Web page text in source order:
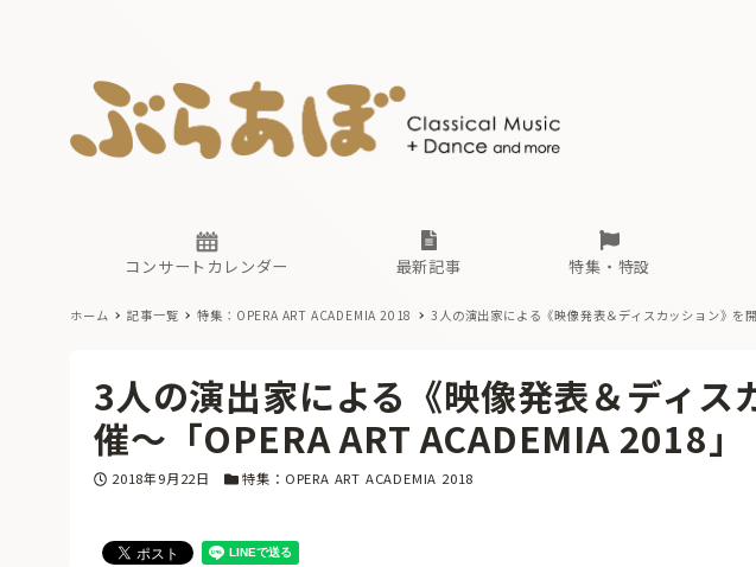
コンサートカレンダー 最新記事
古楽とその先と オーケストラの楽屋
特集・特設
現場のプロが推す！間違いないオーケス
無料ライブ配信スケジュール 有料ラ
あ か さ た は
古楽とその先と
無料ライブ配信スケジュール
あ か さ
ホーム 記事一覧 特集：OPERA ART ACADEMIA 2018 3人の演出家による《映像発表＆ディスカッション》を
3人の演出家による《映像発表＆ディス
催〜「OPERA ART ACADEMIA 2018」
投稿日
2018年9月22日 カテゴリー
特集：OPERA ART ACADEMIA 2018